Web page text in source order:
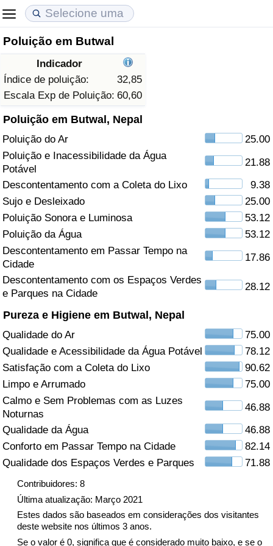
Poluição em Butwal
Indicador
Índice de poluição:
32,85
Escala Exp de Poluição: 60,60
Poluição em Butwal, Nepal
Poluição do Ar
25.00
Poluição e Inacessibilidade da Água
Potável
21.88
Descontentamento com a Coleta do Lixo
9.38
Sujo e Desleixado
25.00
Poluição Sonora e Luminosa
53.12
Poluição da Água
53.12
Descontentamento em Passar Tempo na
Cidade
17.86
Descontentamento com os Espaços Verdes
e Parques na Cidade
28.12
Pureza e Higiene em Butwal, Nepal
Qualidade do Ar
75.00
Qualidade e Acessibilidade da Água Potável
78.12
Satisfação com a Coleta do Lixo
90.62
Limpo e Arrumado
75.00
Calmo e Sem Problemas com as Luzes
Noturnas
46.88
Qualidade da Água
46.88
Conforto em Passar Tempo na Cidade
82.14
Qualidade dos Espaços Verdes e Parques
71.88
Contribuidores: 8
Última atualização: Março 2021
Estes dados são baseados em considerações dos visitantes
deste website nos últimos 3 anos.
Se o valor é 0, significa que é considerado muito baixo, e se o
Custo de Vida
Indicador de Custo de Vida (Atual)
Indicador de Custo de Vida
Indicador de Custo de Vida Por País
em Aqaba
Preços de Imóveis
Indicador de Preços de Imóveis (Atual)
Indicador de Preços de Imóveis
Indicador de Preços de Imóveis por País
Qualidade de Vida
Indicador de Qualidade de Vida
Indicador de Qualidade de Vida (Atual)
Índice de qualidade de vida por país
Crime
Taxa do Indicador de Crime (Atual)
Indicador de Crime
Índice de criminalidade por país
Saúde
Indicador de Saúde
Indicador de Saúde por País
Poluição
Indicador de Poluição (Atual)
Índice de poluição
Indicador de Poluição por País
Trânsito